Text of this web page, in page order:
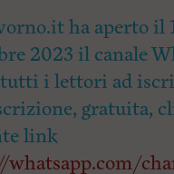
ha aperto il
2023 il canale
i lettori ad
gratuita,
link
whatsapp.com/